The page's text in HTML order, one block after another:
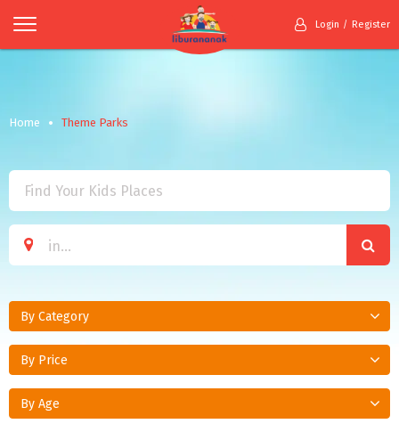
Login Register
Home Theme Parks
By Category
By Price
By Age